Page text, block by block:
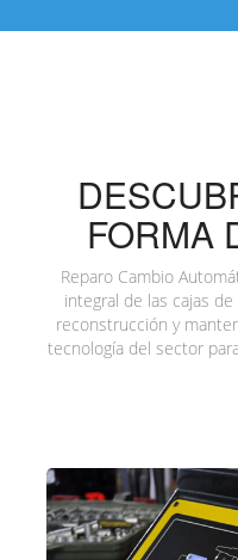
FORMA
Reparo Cambio
integral de las cajas
reconstrucción y
tecnología del sector